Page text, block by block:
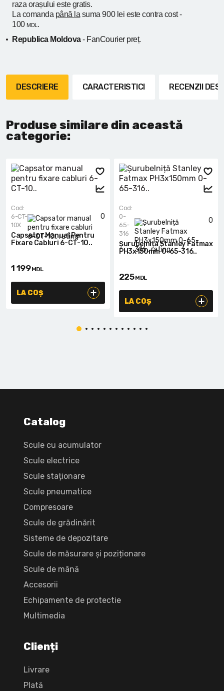
raza orașului este gratis.
La comanda până la suma 900 lei este contra cost -
100 MDL .
Republica Moldova- FanCourier preț.
DESCRIERE CARACTERISTICI RECENZII
Produse similare din această
categorie:
0
Cod:
6-CT-
10X
Capsator Manual Pentru
Fixare Cabluri 6-CT-10..
1 199 MDL
LA COȘ
0
Cod:
0-
65-
316
Șurubelniță Stanley Fatmax
PH3x150mm 0-65-316..
225MDL
LA COȘ
Catalog
Scule cu acumulator
Scule electrice
Scule staționare
Scule pneumatice
Compresoare
Scule de grădinărit
Sisteme de depozitare
Scule de măsurare și poziționare
Scule de mână
Accesorii
Echipamente de protectie
Multimedia
Clienți
Livrare
Plată